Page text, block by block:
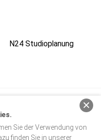
N24 Studioplanung
Sie der Verwendung von
finden Sie in unserer